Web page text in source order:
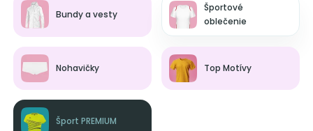
Bundy a vesty
Športové
oblečenie
Nohavičky Top Motívy
Šport PREMIUM